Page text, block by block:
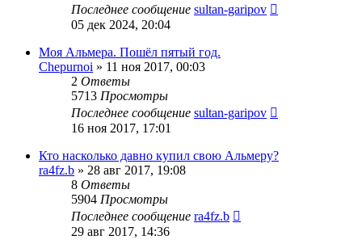
Последнее сообщение sultan-garipov
05 дек 2024, 20:04
Моя Альмера. Пошёл пятый год.
Chepurnoi » 11 ноя 2017, 00:03
2 Ответы
5713 Просмотры
Последнее сообщение sultan-garipov
16 ноя 2017, 17:01
Кто насколько давно купил свою Альмеру?
ra4fz.b » 28 авг 2017, 19:08
8 Ответы
5904 Просмотры
Последнее сообщение ra4fz.b
29 авг 2017, 14:36